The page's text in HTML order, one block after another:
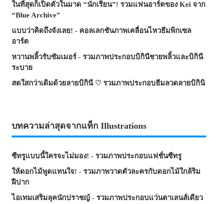
ในที่สุดก็เปิดตัวในมาด “นักเรียน”! รวมแฟนอาร์ตของ Kei จาก
“Blue Archive”
แบบว่าคิดถึงจังเลย! - คอลเลกชันภาพเคลื่อนไหวธีมพิกเซล
อาร์ต
หวานพลิ้วรับซัมเมอร์ - รวมภาพประกอบบิกินีชายพลิ้วและบิกินี
ระบาย
สดใสกว่าเดิมด้วยลายบิกินี ♡ รวมภาพประกอบธีมลวดลายบิกินิ
บทความล่าสุดจากแท็ก Illustrations
ซีทรูแบบนี้ใครจะไม่มอง! - รวมภาพประกอบแฟชั่นซีทรู
ให้ดอกไม้พูดแทนใจ! - รวมภาพวาดตัวละครกับดอกไม้ใกล้ริม
ฝีปาก
ไอเทมเสริมลุคนักปราชญ์ - รวมภาพประกอบแว่นตาเลนส์เดียว